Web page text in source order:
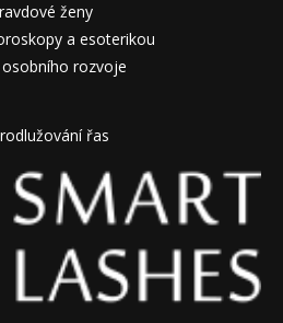
ženy
a esoterikou
osobního rozvoje
řas